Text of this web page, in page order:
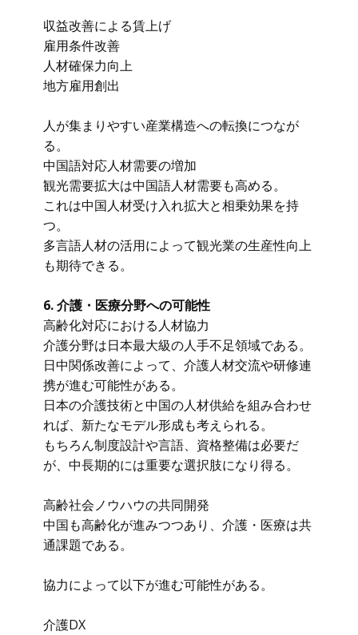
収益改善による賃上げ
雇用条件改善
人材確保力向上
地方雇用創出
人が集まりやすい産業構造への転換につなが
る。
中国語対応人材需要の増加
観光需要拡大は中国語人材需要も高める。
これは中国人材受け入れ拡大と相乗効果を持
つ。
多言語人材の活用によって観光業の生産性向上
も期待できる。
6. 介護・医療分野への可能性
高齢化対応における人材協力
介護分野は日本最大級の人手不足領域である。
日中関係改善によって、介護人材交流や研修連
携が進む可能性がある。
日本の介護技術と中国の人材供給を組み合わせ
れば、新たなモデル形成も考えられる。
もちろん制度設計や言語、資格整備は必要だ
が、中長期的には重要な選択肢になり得る。
高齢社会ノウハウの共同開発
中国も高齢化が進みつつあり、介護・医療は共
通課題である。
協力によって以下が進む可能性がある。
介護DX